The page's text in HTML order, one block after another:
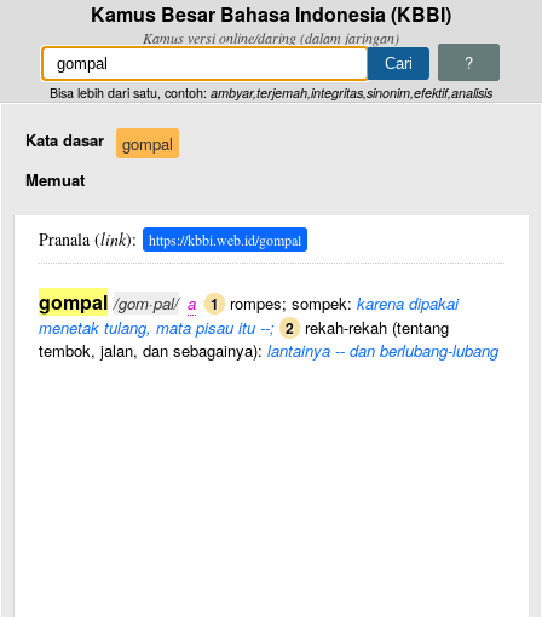
Kamus Besar Bahasa Indonesia (KBBI)
Kamus versi online/daring (dalam jaringan)
?
Bisa lebih dari satu, contoh: ambyar,terjemah,integritas,sinonim,efektif,analisis
Kata dasar
gompal
Memuat
Pranala (link): https://kbbi.web.id/gompal
gompal /gom·pal/ a 1 rompes; sompek: karena dipakai
menetak tulang, mata pisau itu --; 2 rekah-rekah (tentang
tembok, jalan, dan sebagainya): lantainya -- dan berlubang-lubang